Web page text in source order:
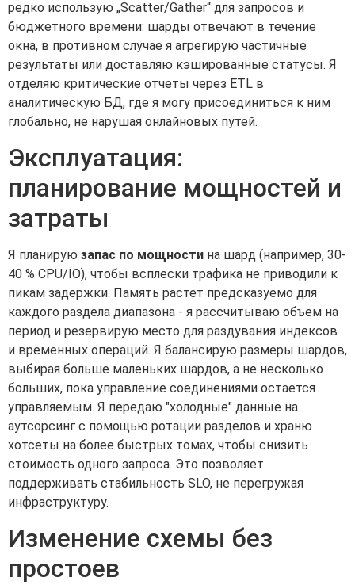
редко использую „Scatter/Gather“ для запросов и
бюджетного времени: шарды отвечают в течение
окна, в противном случае я агрегирую частичные
результаты или доставляю кэшированные статусы. Я
отделяю критические отчеты через ETL в
аналитическую БД, где я могу присоединиться к ним
глобально, не нарушая онлайновых путей.
Эксплуатация:
планирование мощностей и
затраты
Я планирую запас по мощности на шард (например, 30-
40 % CPU/IO), чтобы всплески трафика не приводили к
пикам задержки. Память растет предсказуемо для
каждого раздела диапазона - я рассчитываю объем на
период и резервирую место для раздувания индексов
и временных операций. Я балансирую размеры шардов,
выбирая больше маленьких шардов, а не несколько
больших, пока управление соединениями остается
управляемым. Я передаю "холодные" данные на
аутсорсинг с помощью ротации разделов и храню
хотсеты на более быстрых томах, чтобы снизить
стоимость одного запроса. Это позволяет
поддерживать стабильность SLO, не перегружая
инфраструктуру.
Изменение схемы без
простоев